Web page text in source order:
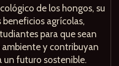
de los hongos, su
agrícolas,
para que sean
y contribuyan
futuro sostenible.